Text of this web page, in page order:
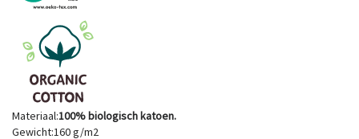
Materiaal:100% biologisch katoen.
Gewicht:160 g/m2